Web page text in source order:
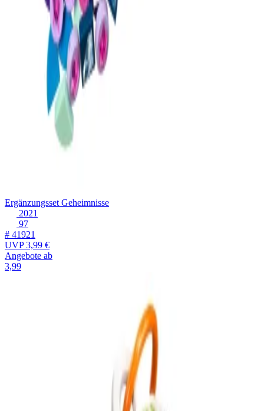
Ergänzungsset Geheimnisse
2021
97
# 41921
UVP3,99 €
Angebote ab
3,99